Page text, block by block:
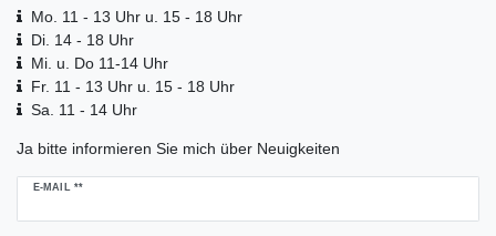
Mo. 11 - 13 Uhr u. 15 - 18 Uhr
Di. 14 - 18 Uhr
Mi. u. Do 11-14 Uhr
Fr. 11 - 13 Uhr u. 15 - 18 Uhr
Sa. 11 - 14 Uhr
Ja bitte informieren Sie mich über Neuigkeiten
E-MAIL **
Newsletter